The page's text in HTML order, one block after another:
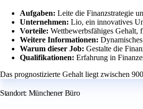
Aufgaben: Leite die Finanzstrategie
Unternehmen: Lio, ein innovatives
Vorteile: Wettbewerbsfähiges
Weitere Informationen:
Warum dieser Job: Gestalte die
Qualifikationen: Erfahrung in
Das prognostizierte Gehalt liegt zwischen
Standort: Münchener Büro